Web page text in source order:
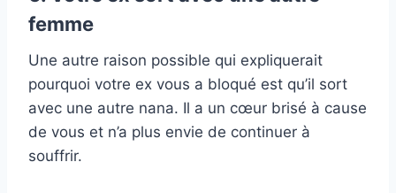
femme
Une autre raison possible qui expliquerait
pourquoi votre ex vous a bloqué est qu’il sort
avec une autre nana. Il a un cœur brisé à cause
de vous et n’a plus envie de continuer à
souffrir.